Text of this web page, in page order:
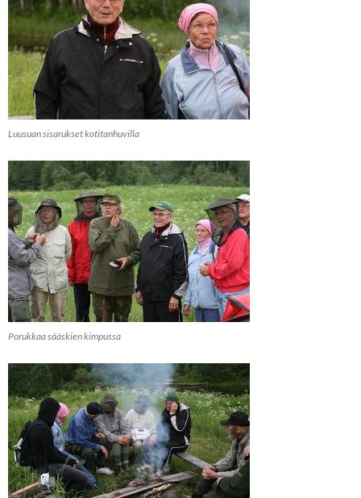
Luusuan sisarukset kotitanhuvilla
Porukkaa sääskien kimpussa